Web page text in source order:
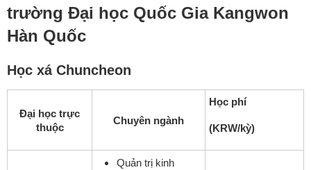
trường Đại học Quốc Gia Kangwon
Hàn Quốc
Học xá Chuncheon
Đại học trực
thuộc
Chuyên ngành
Học phí
(KRW/kỳ)
Quản trị kinh